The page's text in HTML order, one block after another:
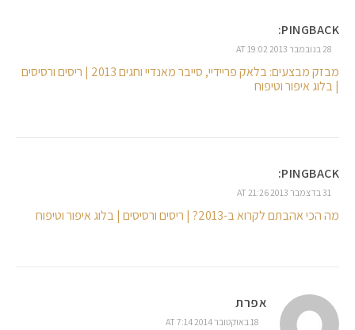
PINGBACK:
28 בנובמבר 2013 AT 19:02
מבזק מבצעים: בלאק פריידיי, סייבר מאנדיי וחגים 2013 | ריסים ורסיסים
| בלוג איפור וטיפוח
PINGBACK:
31 בדצמבר 2013 AT 21:26
מה הכי אהבתם לקרוא ב-2013? | ריסים ורסיסים | בלוג איפור וטיפוח
אפרת
18 באוקטובר 2014 AT 7:14